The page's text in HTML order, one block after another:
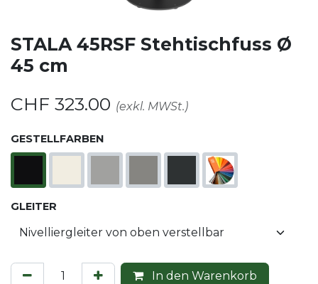
STALA 45RSF Stehtischfuss Ø
45 cm
CHF 323.00 (exkl. MWSt.)
GESTELLFARBEN
GLEITER
In den Warenkorb